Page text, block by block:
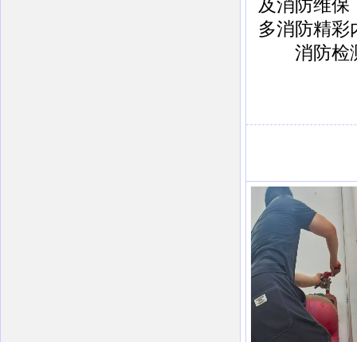
及消防维保
多消防精彩
消防检测